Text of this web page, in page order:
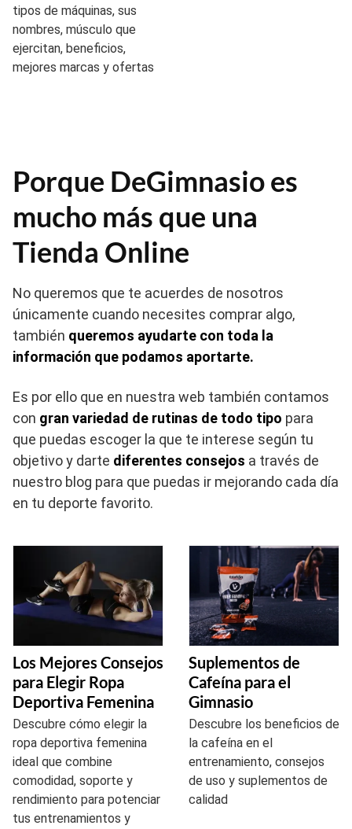
tipos de máquinas, sus
nombres, músculo que
ejercitan, beneficios,
mejores marcas y ofertas
Porque DeGimnasio es
mucho más que una
Tienda Online
No queremos que te acuerdes de nosotros
únicamente cuando necesites comprar algo,
también queremos ayudarte con toda la
información que podamos aportarte.
Es por ello que en nuestra web también contamos
con gran variedad de rutinas de todo tipo para
que puedas escoger la que te interese según tu
objetivo y darte diferentes consejos a través de
nuestro blog para que puedas ir mejorando cada día
en tu deporte favorito.
Los Mejores Consejos
para Elegir Ropa
Deportiva Femenina
Descubre cómo elegir la
ropa deportiva femenina
ideal que combine
comodidad, soporte y
rendimiento para potenciar
tus entrenamientos y
Suplementos de
Cafeína para el
Gimnasio
Descubre los beneficios de
la cafeína en el
entrenamiento, consejos
de uso y suplementos de
calidad